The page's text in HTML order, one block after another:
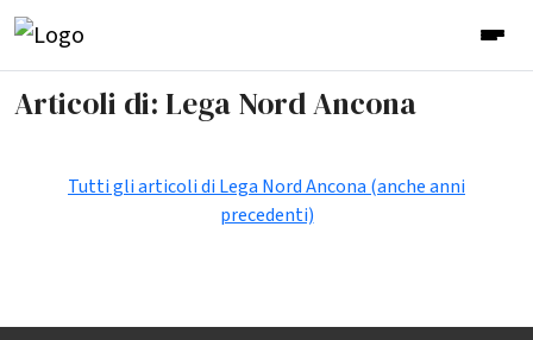
Articoli di: Lega Nord Ancona
Tutti gli articoli di Lega Nord Ancona (anche anni
precedenti)